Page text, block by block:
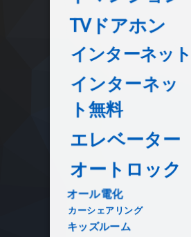
TVドアホン
インターネット
インターネッ
ト無料
エレベーター
オートロック
オール電化
カーシェアリング
キッズルーム